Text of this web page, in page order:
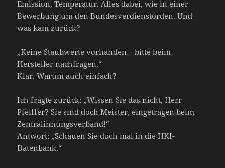
Emission, Temperatur. Alles dabei, wie in einer
Bewerbung um den Bundesverdienstorden. Und
was kam zurück?
„Keine Staubwerte vorhanden – bitte beim
Hersteller nachfragen.“
Klar. Warum auch einfach?
Ich fragte zurück: „Wissen Sie das nicht, Herr
Pfeiffer? Sie sind doch Meister, eingetragen beim
Zentralinnungsverband!“
Antwort: „Schauen Sie doch mal in die HKI-
Datenbank.“